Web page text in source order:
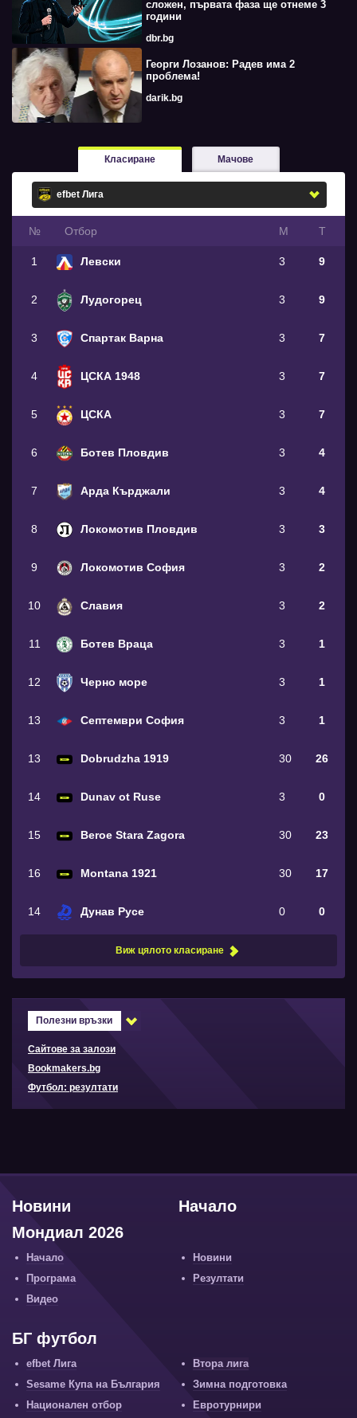
сложен, първата фаза ще отнеме 3
години
dbr.bg
Георги Лозанов: Радев има 2
проблема!
darik.bg
Класиране Мачове
№ Oтбор М Т
1 Левски 3 9
2 Лудогорец 3 9
3 Спартак Варна 3 7
4 ЦСКА 1948 3 7
5 ЦСКА 3 7
6 Ботев Пловдив 3 4
7 Арда Кърджали 3 4
8 Локомотив Пловдив 3 3
9 Локомотив София 3 2
10 Славия 3 2
11 Ботев Враца 3 1
12 Черно море 3 1
13 Септември София 3 1
13 Dobrudzha 1919 30 26
14 Dunav ot Ruse 3 0
15 Beroe Stara Zagora 30 23
16 Montana 1921 30 17
14 Дунав Русе 0 0
Виж цялото класиране
Полезни връзки
Сайтове за залози
Bookmakers.bg
Футбол: резултати
Начало
Новини
Мондиал 2026
Начало
Новини
Програма
Резултати
Видео
БГ футбол
efbet Лига
Втора лига
Sesame Купа на България
Зимна подготовка
Национален отбор
Евротурнири